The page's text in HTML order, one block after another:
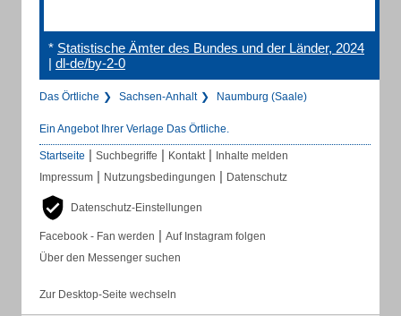
* Statistische Ämter des Bundes und der Länder, 2024
| dl-de/by-2-0
Das Örtliche Sachsen-Anhalt Naumburg (Saale)
Ein Angebot Ihrer Verlage Das Örtliche.
Startseite | Suchbegriffe | Kontakt | Inhalte melden
Impressum | Nutzungsbedingungen | Datenschutz
Datenschutz-Einstellungen
Facebook - Fan werden | Auf Instagram folgen
Über den Messenger suchen
Zur Desktop-Seite wechseln